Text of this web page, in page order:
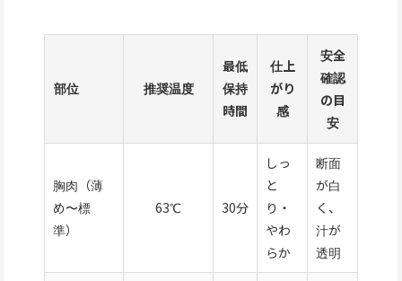
部位 推奨温度
最低
保持
時間
仕上
がり
感
安全
確認
の目
安
胸肉（薄
め〜標
準）
63℃ 30分
しっ
と
り・
やわ
らか
断面
が白
く、
汁が
透明